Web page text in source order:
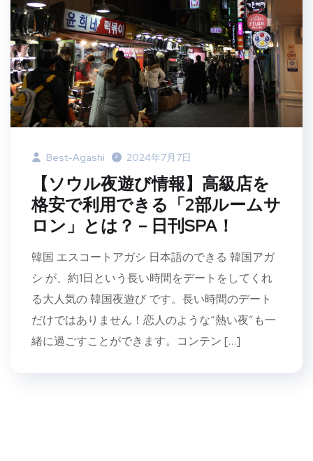
Best-Agashi 2024年7月7日
【ソウル夜遊び情報】高級店を
格安で利用できる「2部ルームサ
ロン」とは？ – 日刊SPA！
韓国 エスコートアガシ 日本語のできる 韓国アガ
シ が、約1日という長い時間をデートをしてくれ
る大人気の 韓国夜遊び です。長い時間のデート
だけではありません！恋人のような“熱い夜”も一
緒に過ごすことができます。コンテン […]